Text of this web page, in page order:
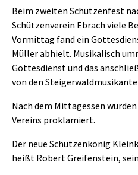
Beim zweiten Schützenfest
Schützenverein Ebrach viele
Vormittag fand ein
Müller abhielt. Musikalisch
Gottesdienst und das
von den
Nach dem Mittagessen
Vereins proklamiert.
Der neue Schützenkönig
heißt Robert Greifenstein,